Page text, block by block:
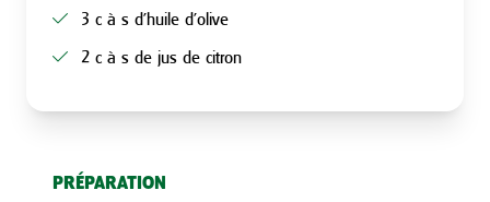
3 c à s d’huile d’olive
2 c à s de jus de citron
PRÉPARATION